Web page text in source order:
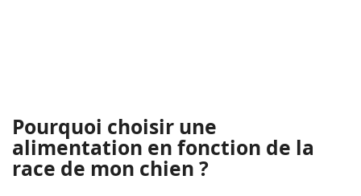
Pourquoi choisir une
alimentation en fonction de la
race de mon chien ?